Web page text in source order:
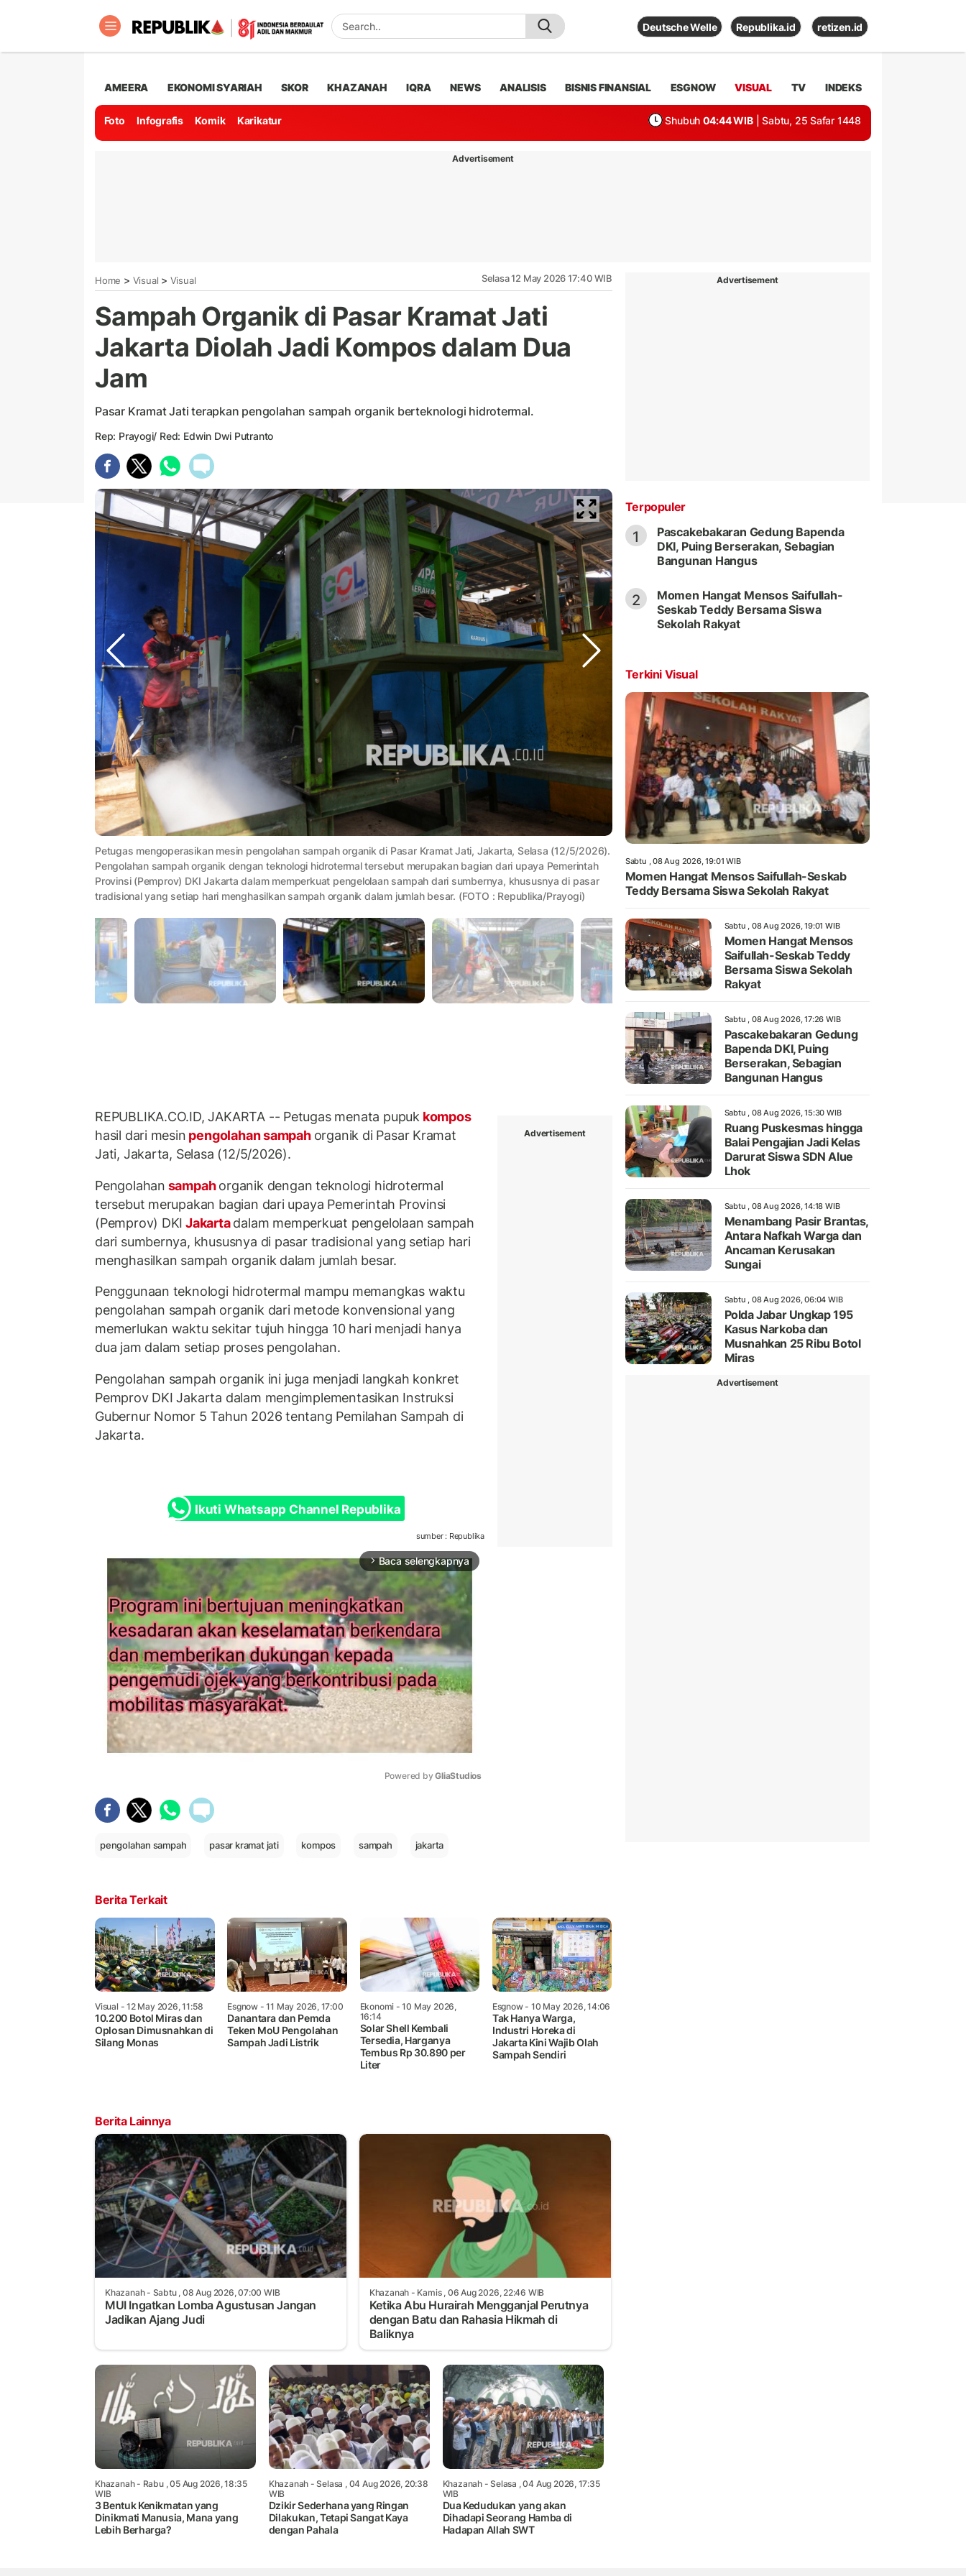
Deutsche Welle Republika.id retizen.id
AMEERA EKONOMI SYARIAH SKOR KHAZANAH IQRA NEWS ANALISIS BISNIS FINANSIAL ESGNOW VISUAL TV INDEKS
Foto Infografis Komik Karikatur Shubuh 04:44 WIB | Sabtu, 25 Safar 1448
Advertisement
Home > Visual > Visual Selasa 12 May 2026 17:40 WIB
Sampah Organik di Pasar Kramat Jati
Jakarta Diolah Jadi Kompos dalam Dua
Jam
Pasar Kramat Jati terapkan pengolahan sampah organik berteknologi hidrotermal.
Rep: Prayogi/ Red: Edwin Dwi Putranto
Petugas mengoperasikan mesin pengolahan sampah organik di Pasar Kramat Jati, Jakarta, Selasa (12/5/2026).
Pengolahan sampah organik dengan teknologi hidrotermal tersebut merupakan bagian dari upaya Pemerintah
Provinsi (Pemprov) DKI Jakarta dalam memperkuat pengelolaan sampah dari sumbernya, khususnya di pasar
tradisional yang setiap hari menghasilkan sampah organik dalam jumlah besar. (FOTO : Republika/Prayogi)
REPUBLIKA.CO.ID, JAKARTA -- Petugas menata pupuk kompos
hasil dari mesin pengolahan sampah organik di Pasar Kramat
Jati, Jakarta, Selasa (12/5/2026).
Pengolahan sampahorganik dengan teknologi hidrotermal
tersebut merupakan bagian dari upaya Pemerintah Provinsi
(Pemprov) DKI Jakartadalam memperkuat pengelolaan sampah
dari sumbernya, khususnya di pasar tradisional yang setiap hari
menghasilkan sampah organik dalam jumlah besar.
Penggunaan teknologi hidrotermal mampu memangkas waktu
pengolahan sampah organik dari metode konvensional yang
memerlukan waktu sekitar tujuh hingga 10 hari menjadi hanya
dua jam dalam setiap proses pengolahan.
Pengolahan sampah organik ini juga menjadi langkah konkret
Pemprov DKI Jakarta dalam mengimplementasikan Instruksi
Gubernur Nomor 5 Tahun 2026 tentang Pemilahan Sampah di
Jakarta.
Ikuti Whatsapp Channel Republika
sumber : Republika
arrow_forward_ios Baca selengkapnya
Powered by GliaStudios
Advertisement
pengolahan sampah pasar kramat jati kompos sampah jakarta
Berita Terkait
Visual - 12 May 2026, 11:58
10.200 Botol Miras dan
Oplosan Dimusnahkan di
Silang Monas
Esgnow - 11 May 2026, 17:00
Danantara dan Pemda
Teken MoU Pengolahan
Sampah Jadi Listrik
Ekonomi - 10 May 2026,
16:14
Solar Shell Kembali
Tersedia, Harganya
Tembus Rp 30.890 per
Liter
Esgnow- 10 May 2026, 14:06
Tak Hanya Warga,
Industri Horeka di
Jakarta Kini Wajib Olah
Sampah Sendiri
Berita Lainnya
Khazanah- Sabtu , 08 Aug 2026, 07:00 WIB
MUI Ingatkan Lomba Agustusan Jangan
Jadikan Ajang Judi
Khazanah - Kamis , 06 Aug 2026, 22:46 WIB
Ketika Abu Hurairah Mengganjal Perutnya
dengan Batu dan Rahasia Hikmah di
Baliknya
Khazanah- Rabu , 05 Aug 2026, 18:35
WIB
3 Bentuk Kenikmatan yang
Dinikmati Manusia, Mana yang
Lebih Berharga?
Khazanah - Selasa , 04 Aug 2026, 20:38
WIB
Dzikir Sederhana yang Ringan
Dilakukan, Tetapi Sangat Kaya
dengan Pahala
Khazanah- Selasa , 04 Aug 2026, 17:35
WIB
Dua Kedudukan yang akan
Dihadapi Seorang Hamba di
Hadapan Allah SWT
Advertisement
Terpopuler
1
Pascakebakaran Gedung Bapenda
DKI, Puing Berserakan, Sebagian
Bangunan Hangus
2
Momen Hangat Mensos Saifullah-
Seskab Teddy Bersama Siswa
Sekolah Rakyat
Terkini Visual
Sabtu , 08 Aug 2026, 19:01 WIB
Momen Hangat Mensos Saifullah-Seskab
Teddy Bersama Siswa Sekolah Rakyat
Sabtu , 08 Aug 2026, 19:01 WIB
Momen Hangat Mensos
Saifullah-Seskab Teddy
Bersama Siswa Sekolah
Rakyat
Sabtu , 08 Aug 2026, 17:26 WIB
Pascakebakaran Gedung
Bapenda DKI, Puing
Berserakan, Sebagian
Bangunan Hangus
Sabtu , 08 Aug 2026, 15:30 WIB
Ruang Puskesmas hingga
Balai Pengajian Jadi Kelas
Darurat Siswa SDN Alue
Lhok
Sabtu , 08 Aug 2026, 14:18 WIB
Menambang Pasir Brantas,
Antara Nafkah Warga dan
Ancaman Kerusakan
Sungai
Sabtu , 08 Aug 2026, 06:04 WIB
Polda Jabar Ungkap 195
Kasus Narkoba dan
Musnahkan 25 Ribu Botol
Miras
Advertisement